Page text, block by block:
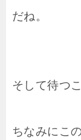
だね。
そして待つ
ちなみにこ